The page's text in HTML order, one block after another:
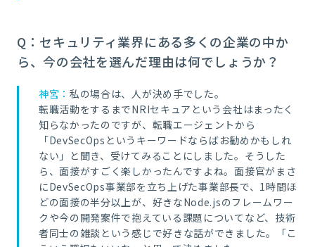
Q：セキュリティ業界にある多くの企業の中か
ら、今の会社を選んだ理由は何でしょうか？
神宮： 私の場合は、人が決め手でした。
転職活動をするまでNRIセキュアという会社はまったく
知らなかったのですが、転職エージェントから
「DevSecOpsというキーワードならばお勧めかもしれ
ない」と聞き、受けてみることにしました。そうした
ら、面接がすごく楽しかったんですよね。面接官がまさ
にDevSecOps事業部を立ち上げた事業部長で、1時間ほ
どの面接の半分以上が、好きなNode.jsのフレームワー
クや今の開発案件で抱えている課題についてなど、技術
者同士の雑談という感じで好きな話ができました。「こ